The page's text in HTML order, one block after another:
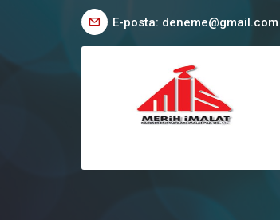
E-posta: deneme@gmail.com